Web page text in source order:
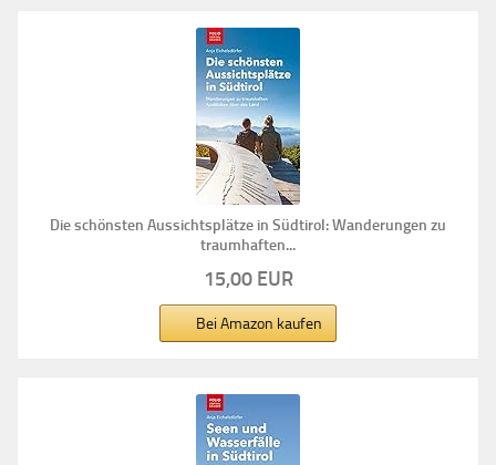
Die schönsten Aussichtsplätze in Südtirol: Wanderungen zu
traumhaften...
15,00 EUR
Bei Amazon kaufen